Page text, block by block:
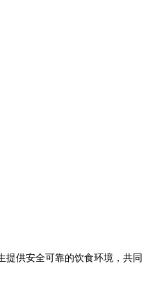
供安全可靠的饮食环境，共同